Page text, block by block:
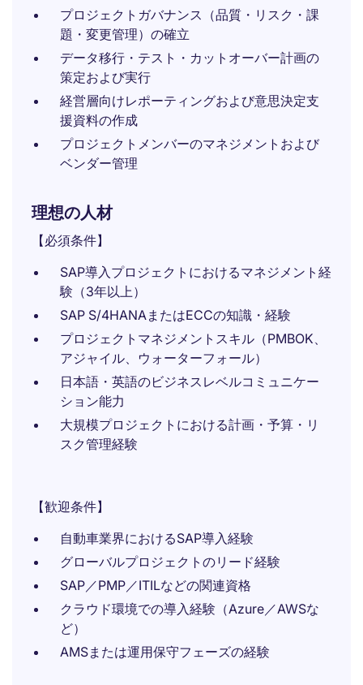
プロジェクトガバナンス（品質・リスク・課
題・変更管理）の確立
データ移行・テスト・カットオーバー計画の
策定および実行
経営層向けレポーティングおよび意思決定支
援資料の作成
プロジェクトメンバーのマネジメントおよび
ベンダー管理
理想の人材
【必須条件】
SAP導入プロジェクトにおけるマネジメント経
験（3年以上）
SAP S/4HANAまたはECCの知識・経験
プロジェクトマネジメントスキル（PMBOK、
アジャイル、ウォーターフォール）
日本語・英語のビジネスレベルコミュニケー
ション能力
大規模プロジェクトにおける計画・予算・リ
スク管理経験
【歓迎条件】
自動車業界におけるSAP導入経験
グローバルプロジェクトのリード経験
SAP／PMP／ITILなどの関連資格
クラウド環境での導入経験（Azure／AWSな
ど）
AMSまたは運用保守フェーズの経験